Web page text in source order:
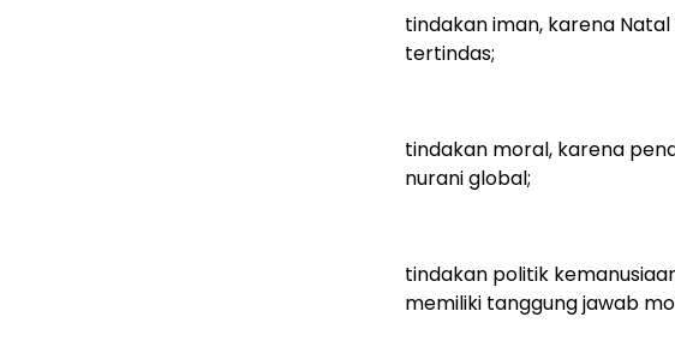
tindakan iman, karena
tertindas;
tindakan moral, karena
nurani global;
tindakan politik
memiliki tanggung jawab